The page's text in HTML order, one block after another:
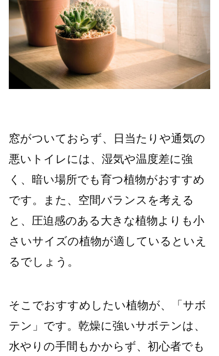
窓がついておらず、日当たりや通気の
悪いトイレには、湿気や温度差に強
く、暗い場所でも育つ植物がおすすめ
です。また、空間バランスを考える
と、圧迫感のある大きな植物よりも小
さいサイズの植物が適しているといえ
るでしょう。
そこでおすすめしたい植物が、「サボ
テン」です。乾燥に強いサボテンは、
水やりの手間もかからず、初心者でも